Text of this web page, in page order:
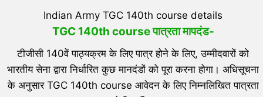
Indian Army TGC 140th course details
TGC 140th course पात्रता मापदंड-
टीजीसी 140वें पाठ्यक्रम के लिए पात्र होने के लिए, उम्मीदवारों को
भारतीय सेना द्वारा निर्धारित कुछ मानदंडों को पूरा करना होगा। अधिसूचना
के अनुसार TGC 140th course आवेदन के लिए निम्नलिखित पात्रता